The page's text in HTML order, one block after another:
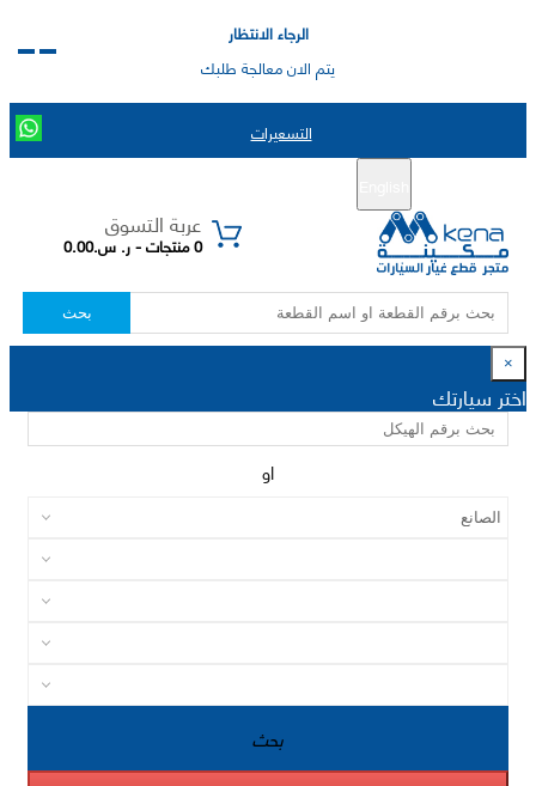
الرجاء الانتظار
يتم الان معالجة طلبك
التسعيرات
عربة التسوق
0 منتجات - ر. س.0.00
بحث
×
اختر سيارتك
او
بحث